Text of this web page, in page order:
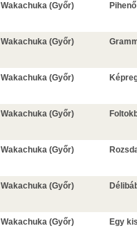
Wakachuka (Győr) Pihenő
Wakachuka (Győr)
Wakachuka (Győr)
Wakachuka (Győr)
Wakachuka (Győr)
Wakachuka (Győr)
Wakachuka (Győr) Egy